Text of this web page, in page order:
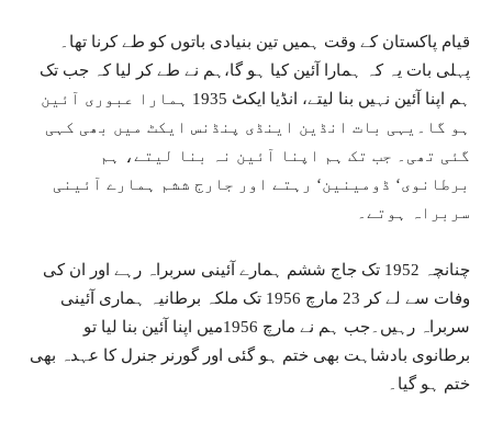
قیام پاکستان کے وقت ہمیں تین بنیادی باتوں کو طے کرنا تھا۔
پہلی بات یہ کہ ہمارا آئین کیا ہو گا،ہم نے طے کر لیا کہ جب تک
ہم اپنا آئین نہیں بنا لیتے، انڈیا ایکٹ 1935 ہمارا عبوری آئین
ہو گا۔یہی بات انڈین اینڈی پنڈنس ایکٹ میں بھی کہی
گئی تھی۔ جب تک ہم اپنا آئین نہ بنا لیتے، ہم
برطانوی‘ ڈومینین‘ رہتے اور جارج ششم ہمارے آئینی
سربراہ ہوتے۔
چنانچہ 1952 تک جاج ششم ہمارے آئینی سربراہ رہے اور ان کی
وفات سے لے کر 23 مارچ 1956 تک ملکہ برطانیہ ہماری آئینی
سربراہ رہیں۔جب ہم نے مارچ 1956میں اپنا آئین بنا لیا تو
برطانوی بادشاہت بھی ختم ہو گئی اور گورنر جنرل کا عہدہ بھی
ختم ہو گیا۔